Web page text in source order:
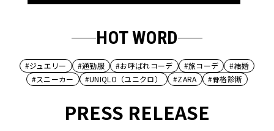
HOT WORD
#ジュエリー #通勤服 #お呼ばれコーデ #旅コーデ
#結婚
#スニーカー
#UNIQLO（ユニクロ） #ZARA #骨格診断
PRESS RELEASE